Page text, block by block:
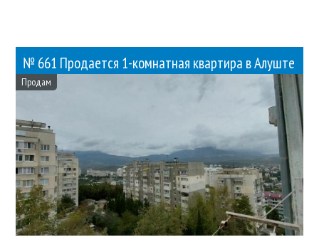
№ 661 Продается 1-комнатная квартира в Алуште
Продам